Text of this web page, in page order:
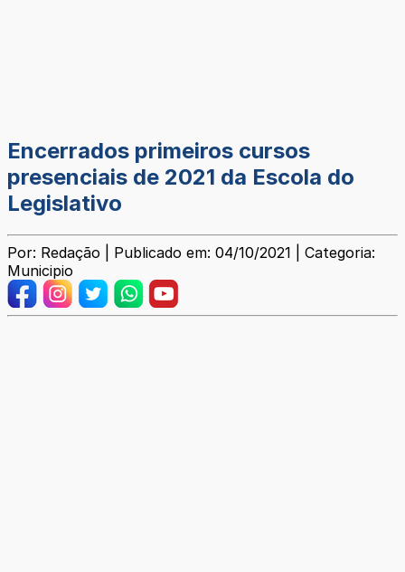
Encerrados primeiros cursos
presenciais de 2021 da Escola do
Legislativo
Por: Redação | Publicado em: 04/10/2021 | Categoria:
Municipio